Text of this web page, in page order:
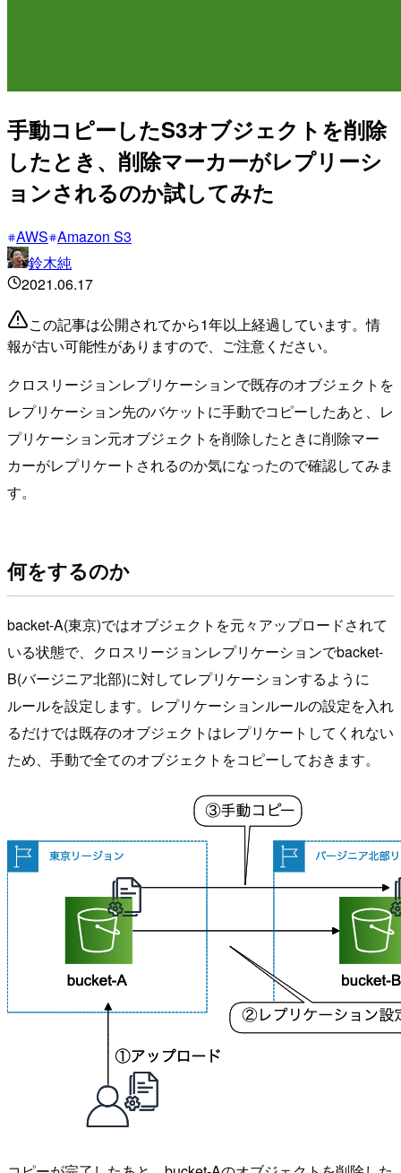
手動コピーしたS3オブジェクトを削除
したとき、削除マーカーがレプリーシ
ョンされるのか試してみた
AWS Amazon S3
鈴木純
2021.06.17
この記事は公開されてから1年以上経過しています。情
報が古い可能性がありますので、ご注意ください。
クロスリージョンレプリケーションで既存のオブジェクトを
レプリケーション先のバケットに手動でコピーしたあと、レ
プリケーション元オブジェクトを削除したときに削除マー
カーがレプリケートされるのか気になったので確認してみま
す。
何をするのか
backet-A(東京)ではオブジェクトを元々アップロードされて
いる状態で、クロスリージョンレプリケーションでbacket-
B(バージニア北部)に対してレプリケーションするように
ルールを設定します。レプリケーションルールの設定を入れ
るだけでは既存のオブジェクトはレプリケートしてくれない
ため、手動で全てのオブジェクトをコピーしておきます。